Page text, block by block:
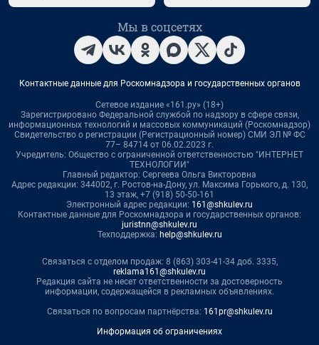
Мы в соцсетях
Контактные данные для Роскомнадзора и государственных органов
Сетевое издание «161.ру» (18+)
Зарегистрировано Федеральной службой по надзору в сфере связи,
информационных технологий и массовых коммуникаций (Роскомнадзор)
Свидетельство о регистрации (Регистрационный номер) СМИ ЭЛ № ФС
77– 84714 от 06.02.2023 г.
Учредитель: Общество с ограниченной ответственностью "ИНТЕРНЕТ
ТЕХНОЛОГИИ"
Главный редактор: Сергеева Ольга Викторовна
Адрес редакции: 344002, г. Ростов-на-Дону, ул. Максима Горького, д. 130,
13 этаж, +7 (918) 50-50-161
Электронный адрес редакции: 161@shkulev.ru
Контактные данные для Роскомнадзора и государственных органов:
juristnn@shkulev.ru
Техподдержка: help@shkulev.ru
Связаться с отделом продаж: 8 (863) 303-41-34 доб. 3335,
reklama161@shkulev.ru
Редакция сайта не несет ответственности за достоверность
информации, содержащейся в рекламных объявлениях.
Связаться по вопросам партнёрства: 161pr@shkulev.ru
Информация об ограничениях